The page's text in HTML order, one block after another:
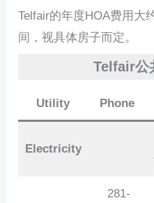
Telfair的年度HOA费用大
间，视具体房子而定。
Telfair公
Utility Phone
Electricity
281-